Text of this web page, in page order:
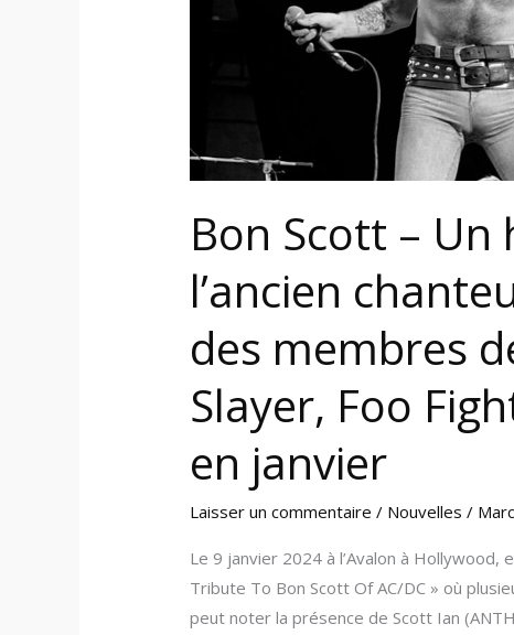
Bon Scott – Un
l’ancien
des membres
Slayer, Foo
en janvier
Laisser un commentaire / Nouvelles /
Le 9 janvier 2024 à l’Avalon à Hollywood,
Tribute To Bon Scott Of AC/DC » où
peut noter la présence de Scott Ian
membres
de
ex-
Slayer,
Foo
Primus
+
janvier